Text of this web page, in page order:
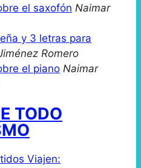
el saxofón Naimar
y 3 letras para
Romero
el piano Naimar
TODO
Viajen: